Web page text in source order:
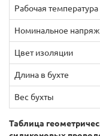
Рабочая температура
Номинальное
Цвет изоляции
Длина в бухте
Вес бухты
Таблица